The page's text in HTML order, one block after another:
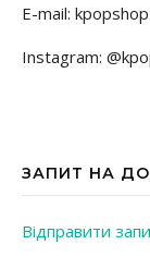
E-mail:
Instagram:
ЗАПИТ НА
Відправити